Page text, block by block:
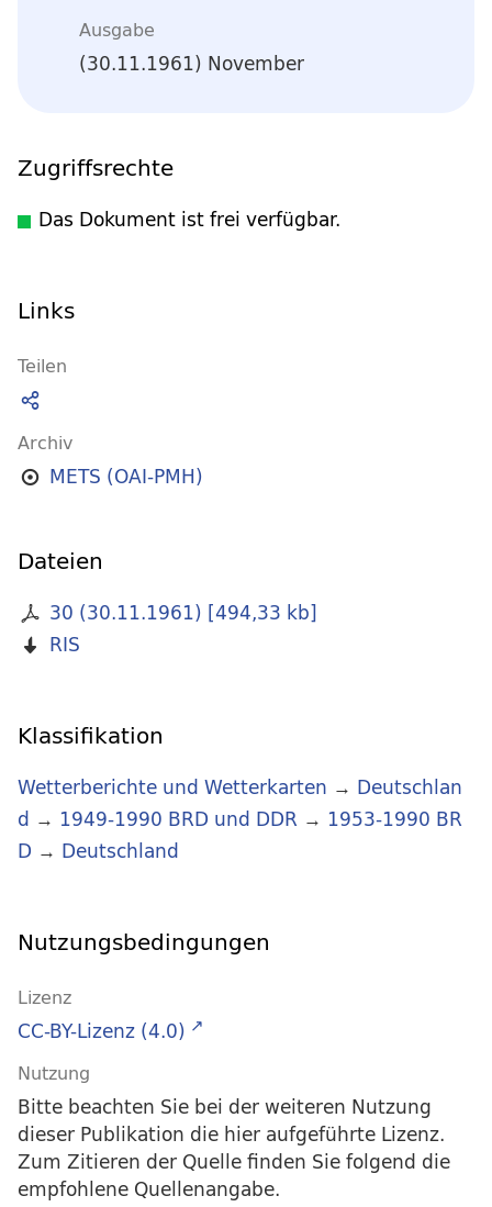
Ausgabe
(30.11.1961) November
Zugriffsrechte
Das Dokument ist frei verfügbar.
Links
Teilen
Archiv
METS (OAI-PMH)
Dateien
30 (30.11.1961) [494,33 kb]
RIS
Klassifikation
Wetterberichte und Wetterkarten → Deutschlan
d → 1949-1990 BRD und DDR → 1953-1990 BR
D → Deutschland
Nutzungsbedingungen
Lizenz
CC-BY-Lizenz (4.0)
Nutzung
Bitte beachten Sie bei der weiteren Nutzung
dieser Publikation die hier aufgeführte Lizenz.
Zum Zitieren der Quelle finden Sie folgend die
empfohlene Quellenangabe.